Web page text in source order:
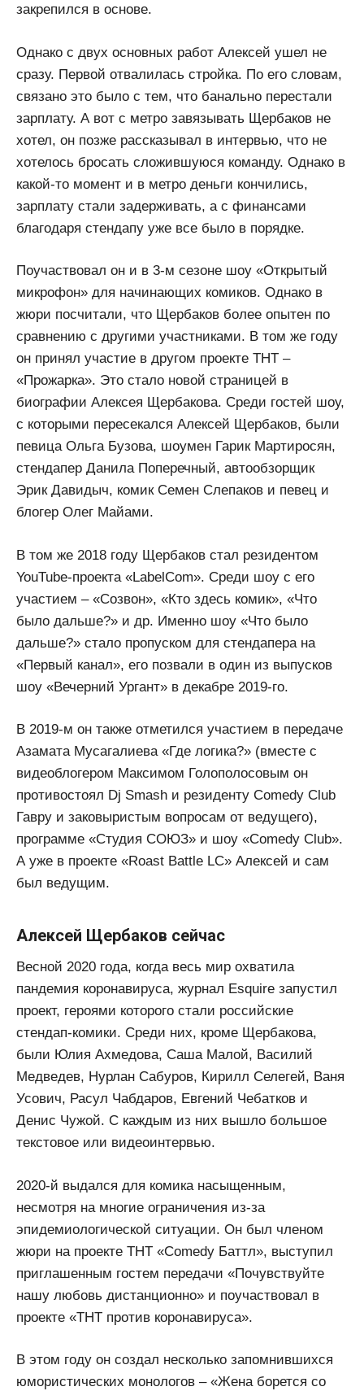
закрепился в основе.
Однако с двух основных работ Алексей ушел не
сразу. Первой отвалилась стройка. По его словам,
связано это было с тем, что банально перестали
зарплату. А вот с метро завязывать Щербаков не
хотел, он позже рассказывал в интервью, что не
хотелось бросать сложившуюся команду. Однако в
какой-то момент и в метро деньги кончились,
зарплату стали задерживать, а с финансами
благодаря стендапу уже все было в порядке.
Поучаствовал он и в 3-м сезоне шоу «Открытый
микрофон» для начинающих комиков. Однако в
жюри посчитали, что Щербаков более опытен по
сравнению с другими участниками. В том же году
он принял участие в другом проекте ТНТ –
«Прожарка». Это стало новой страницей в
биографии Алексея Щербакова. Среди гостей шоу,
с которыми пересекался Алексей Щербаков, были
певица Ольга Бузова, шоумен Гарик Мартиросян,
стендапер Данила Поперечный, автообзорщик
Эрик Давидыч, комик Семен Слепаков и певец и
блогер Олег Майами.
В том же 2018 году Щербаков стал резидентом
YouTube-проекта «LabelCom». Среди шоу с его
участием – «Созвон», «Кто здесь комик», «Что
было дальше?» и др. Именно шоу «Что было
дальше?» стало пропуском для стендапера на
«Первый канал», его позвали в один из выпусков
шоу «Вечерний Ургант» в декабре 2019-го.
В 2019-м он также отметился участием в передаче
Азамата Мусагалиева «Где логика?» (вместе с
видеоблогером Максимом Голополосовым он
противостоял Dj Smash и резиденту Comedy Club
Гавру и заковыристым вопросам от ведущего),
программе «Студия СОЮЗ» и шоу «Comedy Club».
А уже в проекте «Roast Battle LC» Алексей и сам
был ведущим.
Алексей Щербаков сейчас
Весной 2020 года, когда весь мир охватила
пандемия коронавируса, журнал Esquire запустил
проект, героями которого стали российские
стендап-комики. Среди них, кроме Щербакова,
были Юлия Ахмедова, Саша Малой, Василий
Медведев, Нурлан Сабуров, Кирилл Селегей, Ваня
Усович, Расул Чабдаров, Евгений Чебатков и
Денис Чужой. С каждым из них вышло большое
текстовое или видеоинтервью.
2020-й выдался для комика насыщенным,
несмотря на многие ограничения из-за
эпидемиологической ситуации. Он был членом
жюри на проекте ТНТ «Comedy Баттл», выступил
приглашенным гостем передачи «Почувствуйте
нашу любовь дистанционно» и поучаствовал в
проекте «ТНТ против коронавируса».
В этом году он создал несколько запомнившихся
юмористических монологов – «Жена борется со